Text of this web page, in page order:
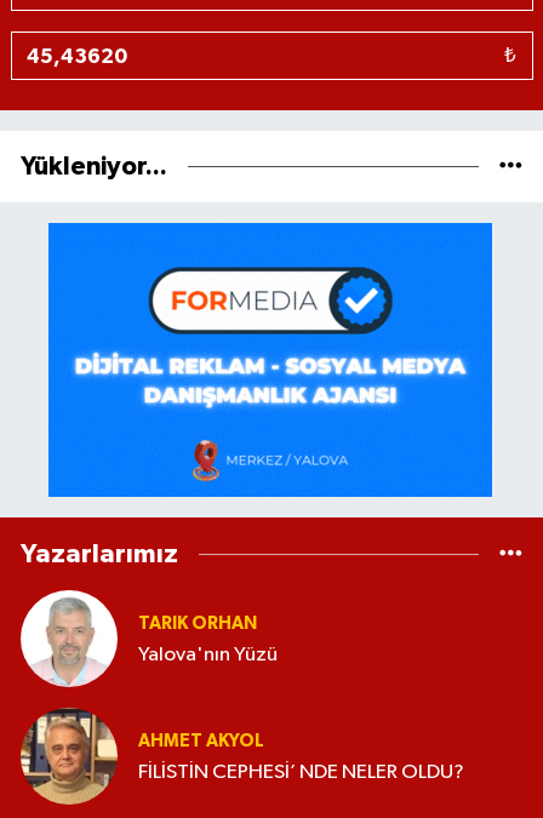
₺
Yükleniyor...
Yazarlarımız
TARIK ORHAN
Yalova'nın Yüzü
AHMET AKYOL
FİLİSTİN CEPHESİ’ NDE NELER OLDU?